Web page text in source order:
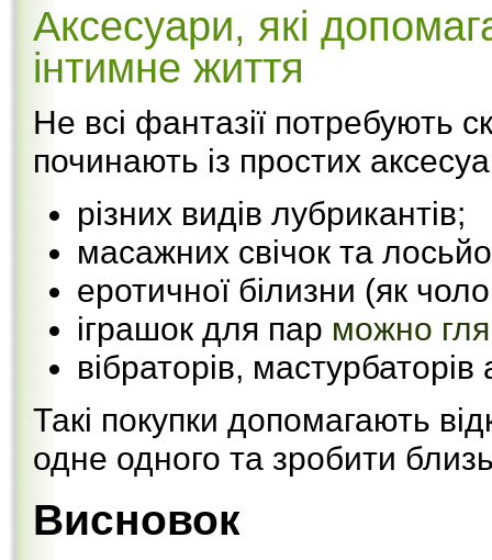
Аксесуари, які
інтимне життя
Не всі фантазії потребують
починають із простих
різних видів лубрикантів;
масажних свічок та
еротичної білизни (як
іграшок для пар можно
вібраторів,
Такі покупки допомагають
одне одного та зробити
Висновок